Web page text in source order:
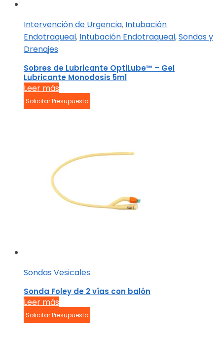
Intervención de Urgencia, Intubación
Endotraqueal, Intubación Endotraqueal,Sondas y
Drenajes
Sobres de Lubricante OptiLube™ – Gel
Lubricante Monodosis 5ml
Leer más
Solicitar Presupuesto
Sondas Vesicales
Sonda Foley de 2 vías con balón
Leer más
Solicitar Presupuesto